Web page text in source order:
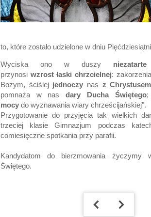
to, które zostało udzielone w dniu
Wyciska ono w duszy niezatarte
przynosi wzrost łaski chrzcielnej:
Bożym, ściślej jednoczy nas z Chrystusem
pomnaża w nasdary Ducha Świętego;
mocy do wyznawania wiary chrześcijańskiej".
Przygotowanie do przyjęcia tak wielkich
trzeciej klasie Gimnazjum podczas
comiesięczne spotkania przy parafii.
Kandydatom do bierzmowania życzymy
Świętego.